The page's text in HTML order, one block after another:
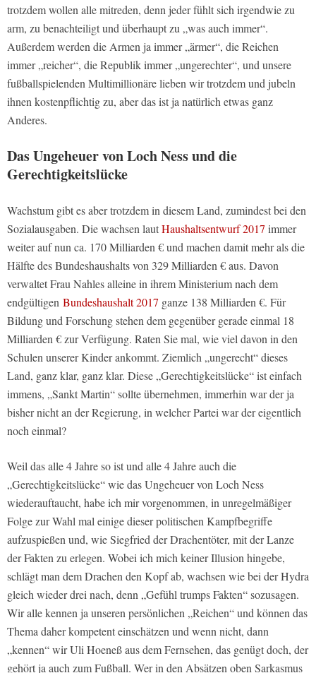
trotzdem wollen alle mitreden, denn jeder fühlt sich irgendwie zu
arm, zu benachteiligt und überhaupt zu „was auch immer“.
Außerdem werden die Armen ja immer „ärmer“, die Reichen
immer „reicher“, die Republik immer „ungerechter“, und unsere
fußballspielenden Multimillionäre lieben wir trotzdem und jubeln
ihnen kostenpflichtig zu, aber das ist ja natürlich etwas ganz
Anderes.
Das Ungeheuer von Loch Ness und die
Gerechtigkeitslücke
Wachstum gibt es aber trotzdem in diesem Land, zumindest bei den
Sozialausgaben. Die wachsen lautHaushaltsentwurf 2017 immer
weiter auf nun ca. 170 Milliarden € und machen damit mehr als die
Hälfte des Bundeshaushalts von 329 Milliarden € aus. Davon
verwaltet Frau Nahles alleine in ihrem Ministerium nach dem
endgültigen Bundeshaushalt 2017 ganze 138 Milliarden €. Für
Bildung und Forschung stehen dem gegenüber gerade einmal 18
Milliarden € zur Verfügung. Raten Sie mal, wie viel davon in den
Schulen unserer Kinder ankommt. Ziemlich „ungerecht“ dieses
Land, ganz klar, ganz klar. Diese „Gerechtigkeitslücke“ ist einfach
immens, „Sankt Martin“ sollte übernehmen, immerhin war der ja
bisher nicht an der Regierung, in welcher Partei war der eigentlich
noch einmal?
Weil das alle 4 Jahre so ist und alle 4 Jahre auch die
„Gerechtigkeitslücke“ wie das Ungeheuer von Loch Ness
wiederauftaucht, habe ich mir vorgenommen, in unregelmäßiger
Folge zur Wahl mal einige dieser politischen Kampfbegriffe
aufzuspießen und, wie Siegfried der Drachentöter, mit der Lanze
der Fakten zu erlegen. Wobei ich mich keiner Illusion hingebe,
schlägt man dem Drachen den Kopf ab, wachsen wie bei der Hydra
gleich wieder drei nach, denn „Gefühl trumps Fakten“ sozusagen.
Wir alle kennen ja unseren persönlichen „Reichen“ und können das
Thema daher kompetent einschätzen und wenn nicht, dann
„kennen“ wir Uli Hoeneß aus dem Fernsehen, das genügt doch, der
gehört ja auch zum Fußball. Wer in den Absätzen oben Sarkasmus